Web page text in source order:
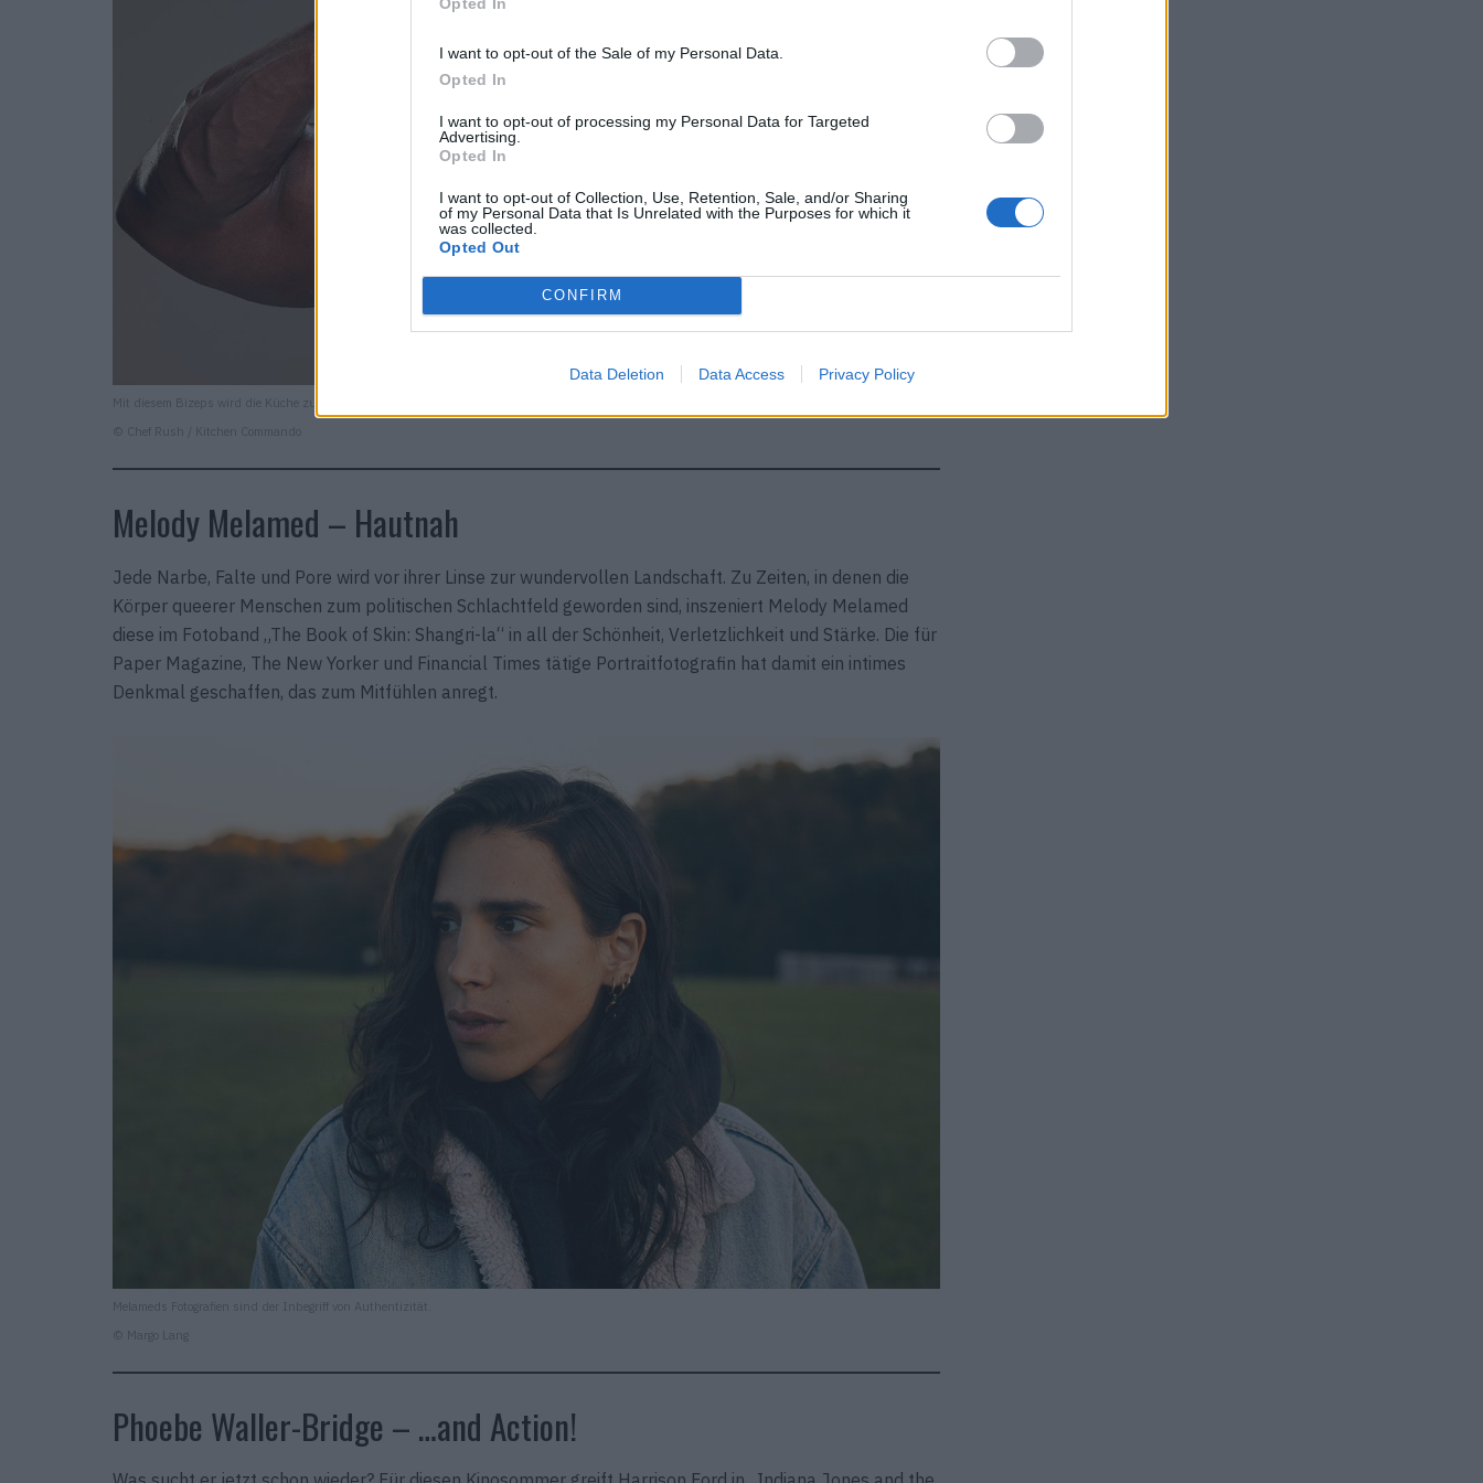
I want to opt-out of the Sale of my Personal Data.
Opted In
I want to opt-out of processing my Personal Data for Targeted
Advertising.
Opted In
I want to opt-out of Collection, Use, Retention, Sale, and/or Sharing
of my Personal Data that Is Unrelated with the Purposes for which it
was collected.
Opted Out
CONFIRM
Data Deletion Data Access Privacy Policy
Mit diesem Bizeps wird die Küche zum Wrestlingring.
© Chef Rush / Kitchen Commando
Melody Melamed – Hautnah
Jede Narbe, Falte und Pore wird vor ihrer Linse zur wundervollen Landschaft. Zu Zeiten, in denen die
Körper queerer Menschen zum politischen Schlachtfeld geworden sind, inszeniert Melody Melamed
diese im Fotoband „The Book of Skin: Shangri-la“ in all der Schönheit, Verletzlichkeit und Stärke. Die für
Paper Magazine, The New Yorker und Financial Times tätige Portraitfotografin hat damit ein intimes
Denkmal geschaffen, das zum Mitfühlen anregt.
Melameds Fotografien sind der Inbegriff von Authentizität.
© Margo Lang
Phoebe Waller-Bridge – …and Action!